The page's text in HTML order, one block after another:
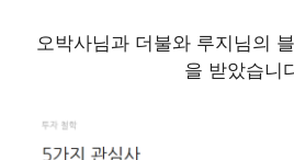
오박사님과 더불와 루지님의
을 받았습니